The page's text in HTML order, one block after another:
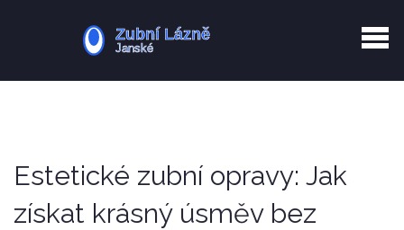
Zotavení po extrakci
Estetické zubní opravy: Jak
získat krásný úsměv bez